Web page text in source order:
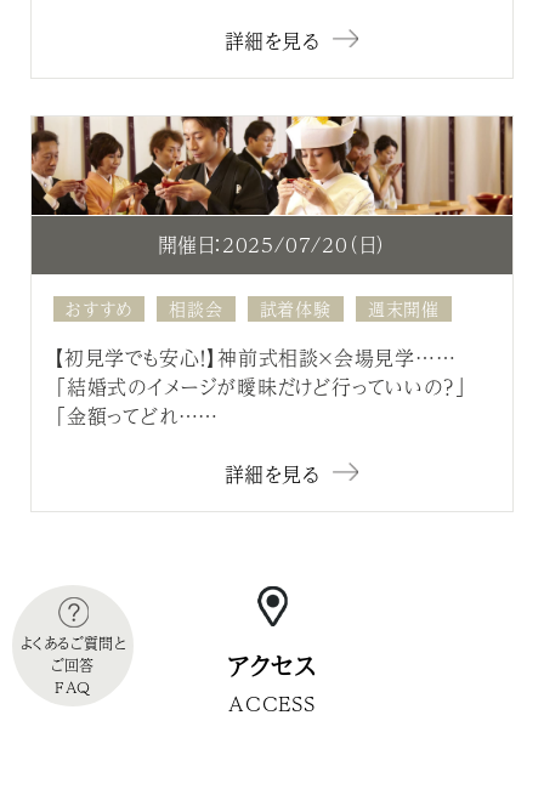
詳細を見る
開催日：2025/07/20（日）
おすすめ 相談会 試着体験 週末開催
【初見学でも安心！】神前式相談×会場見学……
「結婚式のイメージが曖昧だけど行っていいの？」
「金額ってどれ……
詳細を見る
アクセス
ACCESS
よくあるご質問と
ご回答
FAQ